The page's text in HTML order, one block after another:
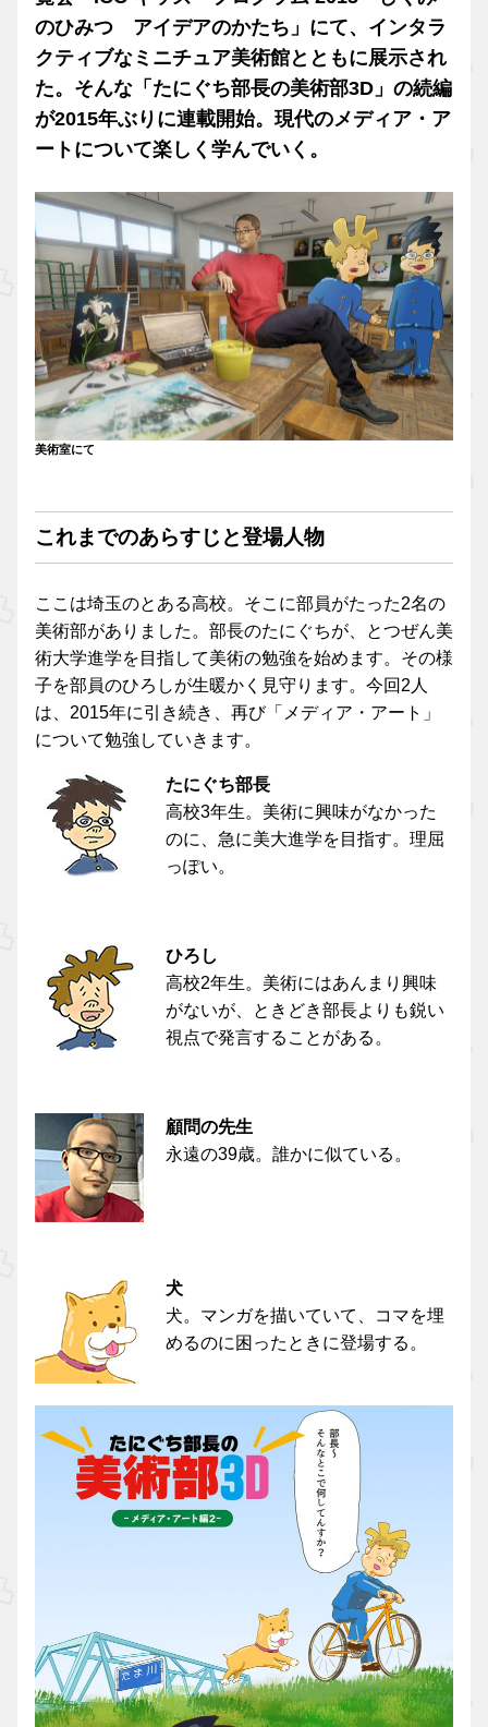
のひみつ アイデアのかたち」にて、インタラ
クティブなミニチュア美術館とともに展示され
た。そんな「たにぐち部長の美術部3D」の続編
が2015年ぶりに連載開始。現代のメディア・ア
ートについて楽しく学んでいく。
美術室にて
これまでのあらすじと登場人物
ここは埼玉のとある高校。そこに部員がたった2名の
美術部がありました。部長のたにぐちが、とつぜん美
術大学進学を目指して美術の勉強を始めます。その様
子を部員のひろしが生暖かく見守ります。今回2人
は、2015年に引き続き、再び「メディア・アート」
について勉強していきます。
たにぐち部長
高校3年生。美術に興味がなかった
のに、急に美大進学を目指す。理屈
っぽい。
ひろし
高校2年生。美術にはあんまり興味
がないが、ときどき部長よりも鋭い
視点で発言することがある。
顧問の先生
永遠の39歳。誰かに似ている。
犬
犬。マンガを描いていて、コマを埋
めるのに困ったときに登場する。